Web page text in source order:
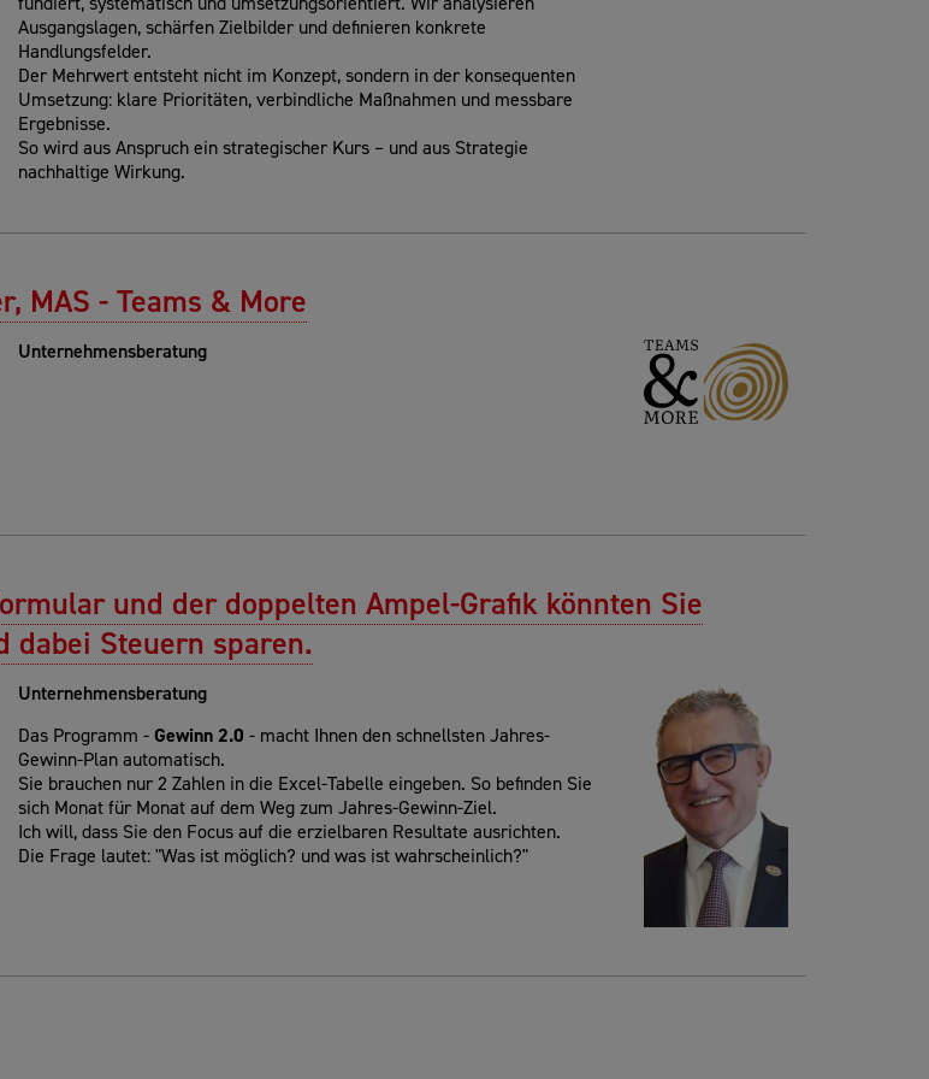
Ausgangslagen, schärfen Zielbilder und definieren konkrete
Handlungsfelder.
Der Mehrwert entsteht nicht im Konzept, sondern in der konsequenten
Umsetzung: klare Prioritäten, verbindliche Maßnahmen und messbare
Ergebnisse.
So wird aus Anspruch ein strategischer Kurs – und aus Strategie
nachhaltige Wirkung.
MAS - Teams & More
Unternehmensberatung
und der doppelten Ampel-Grafik könnten Sie
dabei Steuern sparen.
Unternehmensberatung
Das Programm -Gewinn 2.0 - macht Ihnen den schnellsten Jahres-
Gewinn-Plan automatisch.
Sie brauchen nur 2 Zahlen in die Excel-Tabelle eingeben. So befinden Sie
sich Monat für Monat auf dem Weg zum Jahres-Gewinn-Ziel.
Ich will, dass Sie den Focus auf die erzielbaren Resultate ausrichten.
Die Frage lautet: "Was ist möglich? und was ist wahrscheinlich?"